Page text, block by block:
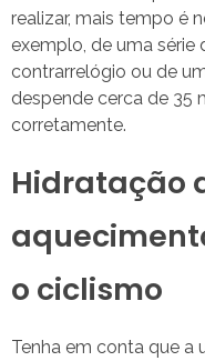
realizar, mais tempo é
exemplo, de uma série
contrarrelógio ou de
despende cerca de 35
corretamente.
Hidratação
o ciclismo
Tenha em conta que a